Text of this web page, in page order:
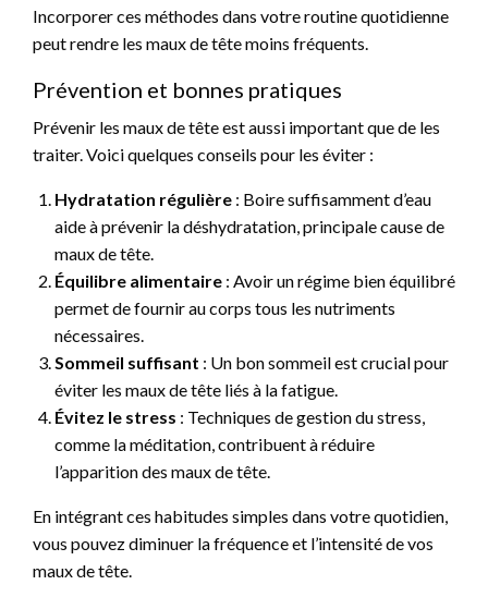
Incorporer ces méthodes dans votre routine quotidienne
peut rendre les maux de tête moins fréquents.
Prévention et bonnes pratiques
Prévenir les maux de tête est aussi important que de les
traiter. Voici quelques conseils pour les éviter :
Hydratation régulière : Boire suffisamment d’eau
aide à prévenir la déshydratation, principale cause de
maux de tête.
Équilibre alimentaire : Avoir un régime bien équilibré
permet de fournir au corps tous les nutriments
nécessaires.
Sommeil suffisant : Un bon sommeil est crucial pour
éviter les maux de tête liés à la fatigue.
Évitez le stress : Techniques de gestion du stress,
comme la méditation, contribuent à réduire
l’apparition des maux de tête.
En intégrant ces habitudes simples dans votre quotidien,
vous pouvez diminuer la fréquence et l’intensité de vos
maux de tête.